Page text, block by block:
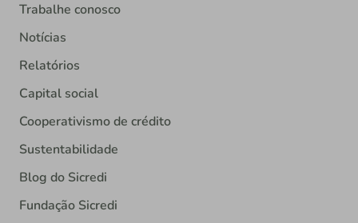
Trabalhe conosco
Notícias
Relatórios
Capital social
Cooperativismo de crédito
Sustentabilidade
Blog do Sicredi
Fundação Sicredi